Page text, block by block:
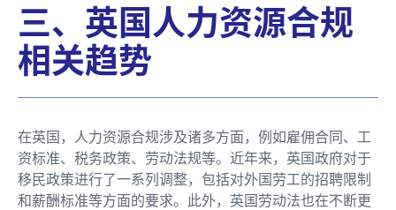
三、英国人力资源合规
相关趋势
在英国，人力资源合规涉及诸多方面，例如雇佣合同、工
资标准、税务政策、劳动法规等。近年来，英国政府对于
移民政策进行了一系列调整，包括对外国劳工的招聘限制
和薪酬标准等方面的要求。此外，英国劳动法也在不断更